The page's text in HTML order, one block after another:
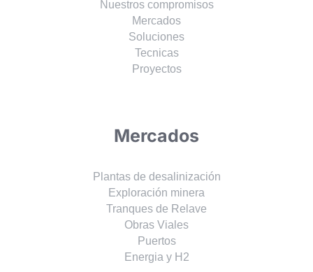
Nuestros compromisos
Mercados
Soluciones
Tecnicas
Proyectos
Mercados
Plantas de desalinización
Exploración minera
Tranques de Relave
Obras Viales
Puertos
Energia y H2